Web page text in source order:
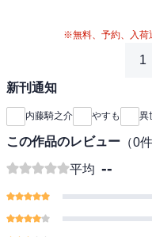
※無料、予約、入荷
1
新刊通知
内藤騎之介 やすも 異
この作品のレビュー （0件
平均 --